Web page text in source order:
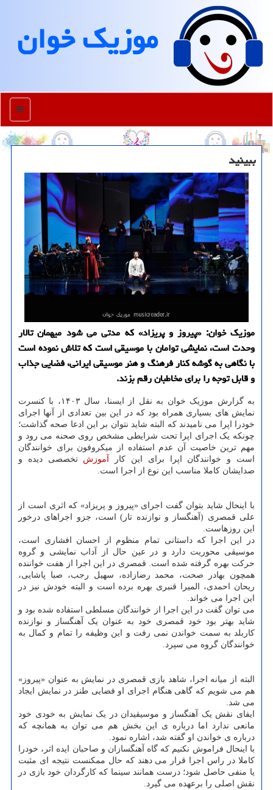
موزیك خوان
منو
ببینید
موزیک خوان: «پیروز و پریزاد» که مدتی می شود میهمان تالار
وحدت است، نمایشی توامان با موسیقی است که تلاش نموده است
با نگاهی به گوشه کنار فرهنگ و هنر موسیقی ایرانی، فضایی جذاب
و قابل توجه را برای مخاطبان رقم بزند.
به گزارش موزیک خوان به نقل از ایسنا، سال ۱۴۰۳، با کنسرت
نمایش های بسیاری همراه بود که در این بین تعدادی از آنها اجرای
خودرا اپرا می نامیدند که البته شاید نتوان بر این ادعا صحه گذاشت؛
چونکه یک اجرای اپرا تحت شرایطی مشخص روی صحنه می رود و
مهم ترین خاصیت آن عدم استفاده از میکروفون برای خوانندگان
است و خوانندگان اپرا برای این کار
آموزش تخصصی دیده و
صدایشان کاملا مناسب این نوع از اجرا است.
با اینحال شاید بتوان گفت اجرای «پیروز و پریزاد» که اثری است از
علی قمصری (آهنگساز و نوازنده تار) است، جزو اجراهای درخور
این روزهاست.
در این اجرا که داستانی تمام منظوم از احسان افشاری است،
موسیقی محوریت دارد و در عین حال از آداب نمایشی و گروه
حرکت بهره گرفته شده است. قمصری در این اجرا از هفت خواننده
همچون بهادر صحت، محمد رضازاده، سهیل رجب، صبا پاشایی،
ریحان احمدی، المیرا قنبری بهره برده است و البته خودش نیز در
این اجرا می خواند.
می توان گفت در این اجرا از خوانندگان مسلطی استفاده شده بود و
شاید بهتر بود خود قمصری خود به عنوان یک آهنگساز و نوازنده
کاربلد به سمت خواندن نمی رفت و این وظیفه را تمام و کمال به
خوانندگان گروه می سپرد.
البته از میانه اجرا، شاهد بازی قمصری در نمایش به عنوان «پیروز»
هم می شویم که گاهی هنگام اجرای او فضایی طنز در نمایش ایجاد
می شد.
ایفای نقش یک آهنگساز و موسیقیدان در یک نمایش به خودی خود
مانعی ندارد اما درباره ی این بخش هم می توان به همانچه که
درباره ی خواندن او گفته شد، اشاره نمود.
با اینحال فراموش نکنیم که گاه آهنگسازان و صاحبان ایده اثر، خودرا
کاملا در راس اجرا قرار می دهند که حال ممکنست نتیجه ای مثبت
یا منفی حاصل شود؛ درست همانند سینما که کارگردان خود بازی در
نقش اصلی را برعهده می گیرد.